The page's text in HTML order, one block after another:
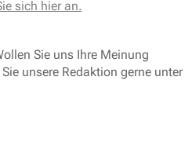
sich hier an.
Sie uns Ihre Meinung
unsere Redaktion gerne unter